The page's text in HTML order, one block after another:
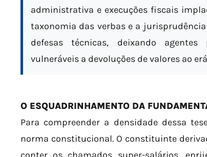
administrativa e execuções fiscais
taxonomia das verbas e a
defesas técnicas, deixando
vulneráveis a devoluções de valores ao
O ESQUADRINHAMENTO DA
Para compreender a densidade dessa
norma constitucional. O constituinte